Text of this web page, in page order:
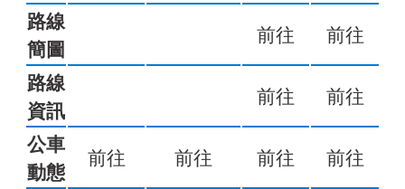
路線
簡圖
前往 前往
路線
資訊
前往 前往
公車
動態
前往 前往 前往 前往